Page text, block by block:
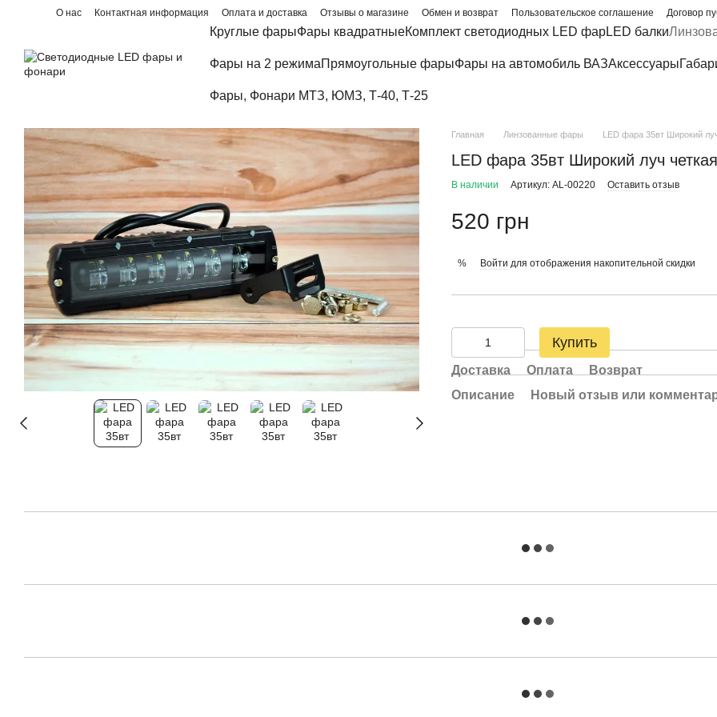
Перейти к основному контенту
О нас Контактная информация Оплата и доставка Отзывы о магазине Обмен и возврат Пользовательское соглашение
Договор
Круглые фарыФары квадратныеКомплект светодиодных LED фарLED балки
Фары на 2 режимаПрямоугольные фарыФары на автомобиль ВАЗАксессуары
Фары, Фонари МТЗ, ЮМЗ, Т-40, Т-25
Главная Линзованные фары LED фара 35вт Широкий
LED фара 35вт Широкий луч
В наличии Артикул: AL-00220 Оставить отзыв
520 грн
% Войти для отображения накопительной скидки
Купить
Доставка Оплата
Возврат
Описание
Новый отзыв или